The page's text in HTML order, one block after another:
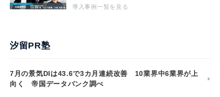
導入事例一覧を見る
汐留PR塾
7月の景気DIは43.6で3カ月連続改善 10業界中6業界が上
向く 帝国データバンク調べ